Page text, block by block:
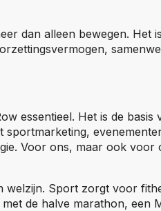
dan alleen bewegen. Het
essentieel. Het is de basis
sportmarketing,
Voor ons, maar ook voor
welzijn. Sport zorgt voor
de halve marathon, een